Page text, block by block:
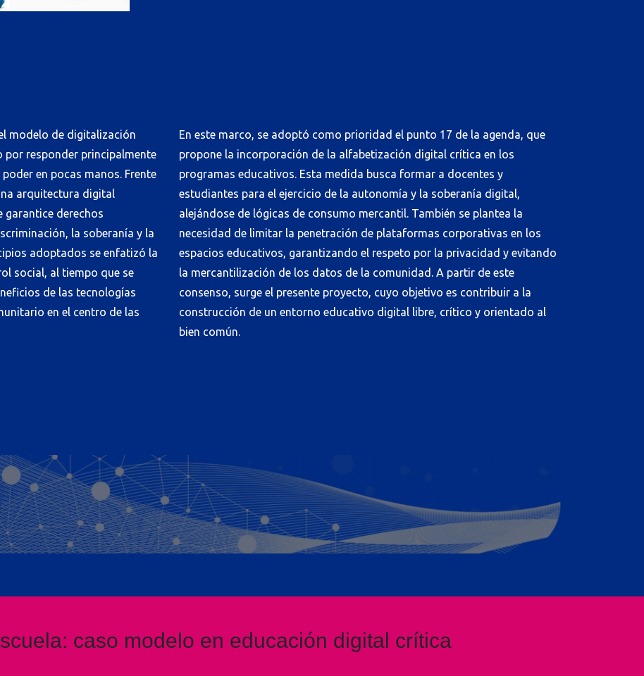
modelo de digitalización
por responder principalmente
en pocas manos. Frente
arquitectura digital
garantice derechos
la soberanía y la
adoptados se enfatizó la
social, al tiempo que se
de las tecnologías
en el centro de las
En este marco, se adoptó como prioridad el punto 17 de la agenda, que
propone la incorporación de la alfabetización digital crítica en los
programas educativos. Esta medida busca formar a docentes y
estudiantes para el ejercicio de la autonomía y la soberanía digital,
alejándose de lógicas de consumo mercantil. También se plantea la
necesidad de limitar la penetración de plataformas corporativas en los
espacios educativos, garantizando el respeto por la privacidad y evitando
la mercantilización de los datos de la comunidad. A partir de este
consenso, surge el presente proyecto, cuyo objetivo es contribuir a la
construcción de un entorno educativo digital libre, crítico y orientado al
bien común.
caso modelo en educación digital crítica